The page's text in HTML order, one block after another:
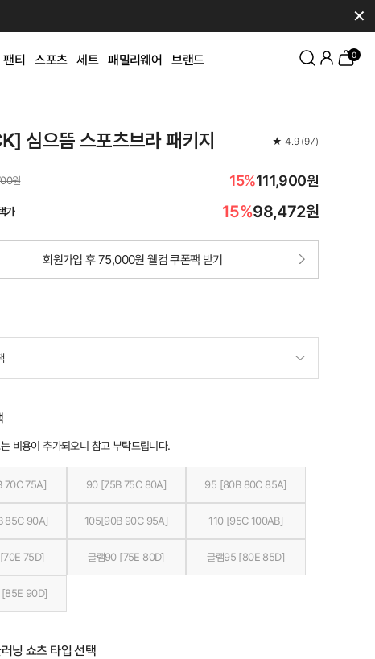
✕
팬티 스포츠 세트 패밀리웨어 브랜드 0
심으뜸 스포츠브라 패키지 ★ 4.9 (97)
원 15%111,900원
가 15%98,472원
회원가입 후 75,000원 웰컴 쿠폰팩 받기
비용이 추가되오니 참고 부탁드립니다.
70C 75A] 90 [75B 75C 80A] 95 [80B 80C 85A]
85C 90A] 105[90B 90C 95A] 110 [95C 100AB]
75D] 글램90 [75E 80D] 글램95 [80E 85D]
[85E 90D]
닝 쇼츠 타입 선택